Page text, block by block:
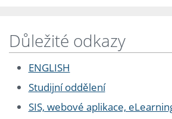
Důležité odkazy
ENGLISH
Studijní oddělení
SIS, webové aplikace,